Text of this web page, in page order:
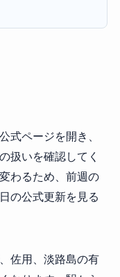
式ページを開き、
扱いを確認してく
わるため、前週の
の公式更新を見る
佐用、淡路島の有